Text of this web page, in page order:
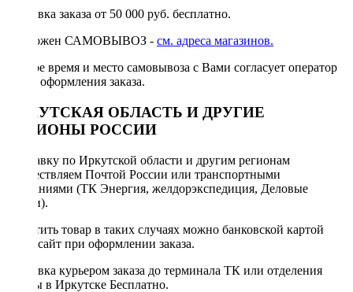
Доставка заказа от 50 000 руб. бесплатно.
Возможен САМОВЫВОЗ - см. адреса магазинов.
Точное время и место самовывоза с Вами согласует оператор
после оформления заказа.
ИРКУТСКАЯ ОБЛАСТЬ И ДРУГИЕ
РЕГИОНЫ РОССИИ
Отправку по Иркутской области и другим регионам
осуществляем Почтой России или транспортными
компаниями (ТК Энергия, желдорэкспедиция, Деловые
линии).
Оплатить товар в таких случаях можно банковской картой
через сайт при оформлении заказа.
Доставка курьером заказа до терминала ТК или отделения
Почты в Иркутске Бесплатно.